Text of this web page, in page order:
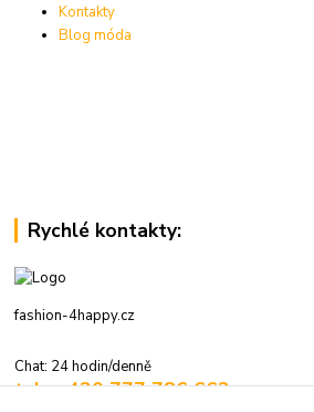
Kontakty
Blog móda
Rychlé kontakty:
fashion-4happy.cz
Chat: 24 hodin/denně
tel.: +420 777 786 662